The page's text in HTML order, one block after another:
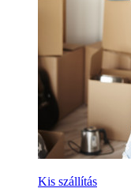
Kis szállítás